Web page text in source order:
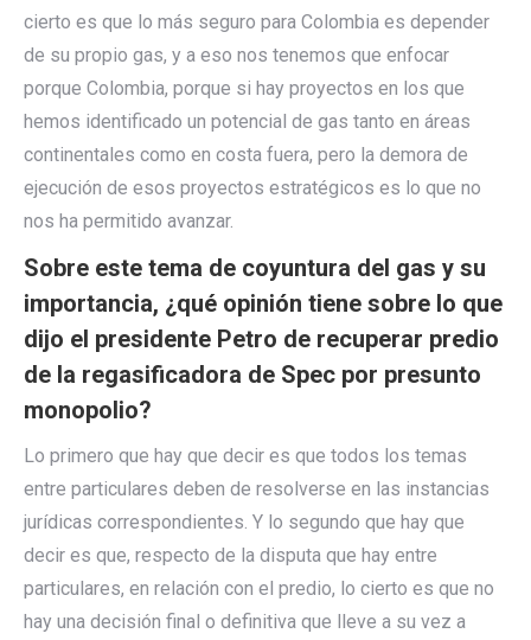
cierto es que lo más seguro para Colombia es depender
de su propio gas, y a eso nos tenemos que enfocar
porque Colombia, porque si hay proyectos en los que
hemos identificado un potencial de gas tanto en áreas
continentales como en costa fuera, pero la demora de
ejecución de esos proyectos estratégicos es lo que no
nos ha permitido avanzar.
Sobre este tema de coyuntura del gas y su
importancia, ¿qué opinión tiene sobre lo que
dijo el presidente Petro de recuperar predio
de la regasificadora de Spec por presunto
monopolio?
Lo primero que hay que decir es que todos los temas
entre particulares deben de resolverse en las instancias
jurídicas correspondientes. Y lo segundo que hay que
decir es que, respecto de la disputa que hay entre
particulares, en relación con el predio, lo cierto es que no
hay una decisión final o definitiva que lleve a su vez a